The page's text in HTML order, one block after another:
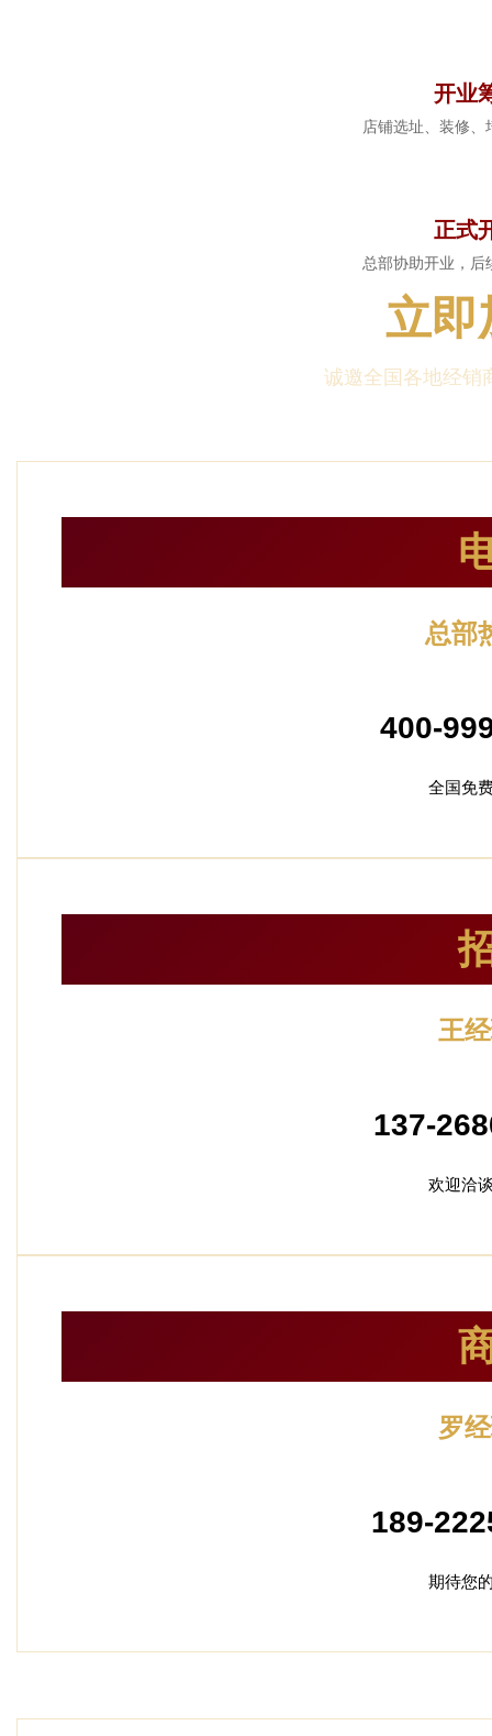
开业
店铺选址、装修、
正式
总部协助开业，后
立即
诚邀全国各地经销
总部
400-
全国免
王
137-
欢迎洽
罗
189-
期待您